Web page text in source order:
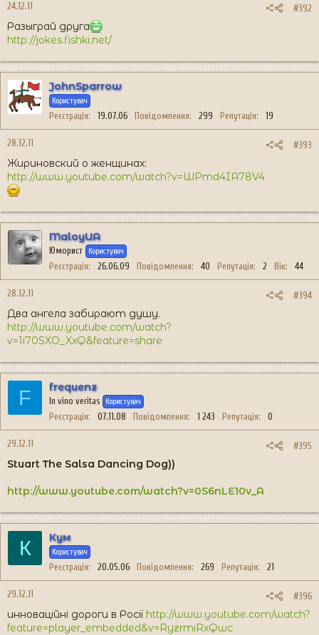
24.12.11 #392
Разыграй друга
http://jokes.fishki.net/
JohnSparrow
Користувач
Реєстрація 19.07.06 Повідомлення 299 Репутація 19
28.12.11 #393
Жириновский о женщинах:
http://www.youtube.com/watch?v=WPmd4IA78V4
MaloyUA
Юморист Користувач
Реєстрація 26.06.09 Повідомлення 40 Репутація 2 Вік 44
28.12.11 #394
Два ангела забирают душу.
http://www.youtube.com/watch?
v=1i70SXO_XxQ&feature=share
F frequenz
In vino veritas Користувач
Реєстрація 07.11.08 Повідомлення 1 243 Репутація 0
29.12.11 #395
Stuart The Salsa Dancing Dog))
http://www.youtube.com/watch?v=0S6nLE10v_A
К Кум
Користувач
Реєстрація 20.05.06 Повідомлення 269 Репутація 21
29.12.11 #396
инноваційні дороги в Росії http://www.youtube.com/watch?
feature=player_embedded&v=RyzrmiRxQwc